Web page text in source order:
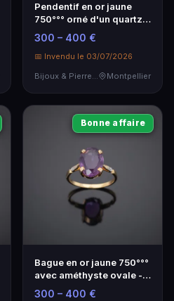
Pendentif en or jaune
750°°° orné d'un quartz -
Bijoux de luxe
300 – 400 €
📅 Invendu le 03/07/2026
Bijoux & Pierres Précieuses
Montpellier
Bonne affaire
Bague en or jaune 750°°°
avec améthyste ovale -
Élégance intemporelle
300 – 400 €